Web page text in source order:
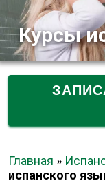
Курсы
Главная »
испанского